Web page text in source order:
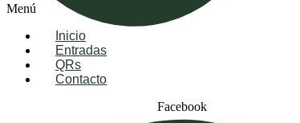
Menú
Inicio
Entradas
QRs
Contacto
Facebook